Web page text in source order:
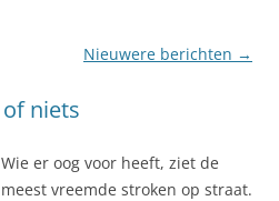
Nieuwere berichten →
niets
Wie er oog voor heeft, ziet de
meest vreemde stroken op straat.